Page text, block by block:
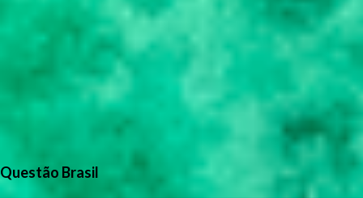
Questão Brasil